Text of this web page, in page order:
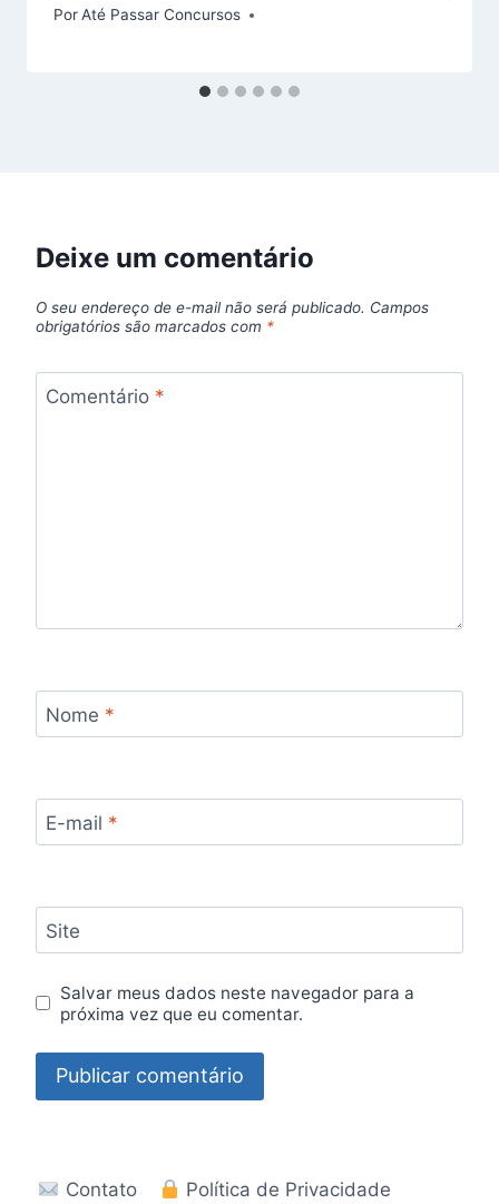
PorAté Passar Concursos
Deixe um comentário
O seu endereço de e-mail não será publicado. Campos
obrigatórios são marcados com *
Comentário *
Nome *
E-mail *
Site
Salvar meus dados neste navegador para a
próxima vez que eu comentar.
Contato Política de Privacidade